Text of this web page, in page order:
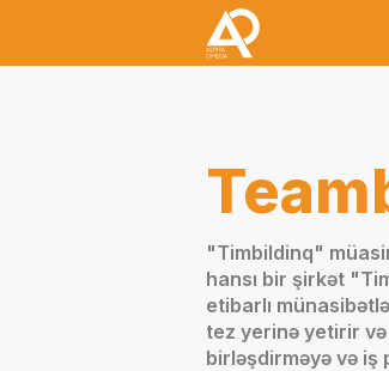
"Timbildinq"
hansı bir şirkət
etibarlı
tez yerinə yetirir
birləşdirməyə və iş